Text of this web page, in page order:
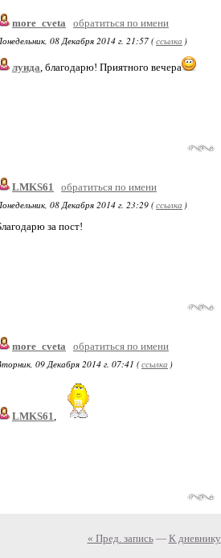
more_cveta
обратиться по имени
08 Декабря 2014 г. 21:57 (ссылка )
луида, благодарю! Приятного вечера
LMKS61
обратиться по имени
08 Декабря 2014 г. 23:29 (ссылка )
за пост!
more_cveta
обратиться по имени
09 Декабря 2014 г. 07:41 (ссылка )
LMKS61,
« Пред. запись— К дневнику